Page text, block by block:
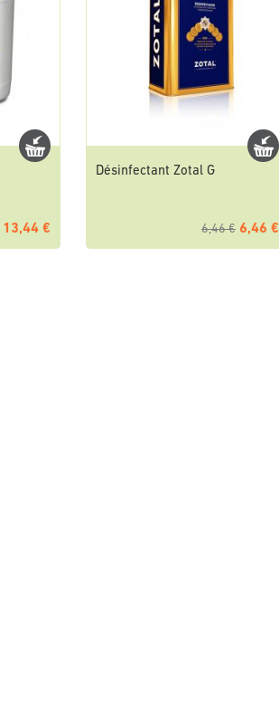
13,44 €
Désinfectant Zotal G
6,46 € 6,46 €